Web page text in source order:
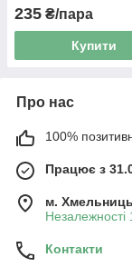
235 ₴/пара
Купити
Про нас
100%
Працює з
м.
Контакти